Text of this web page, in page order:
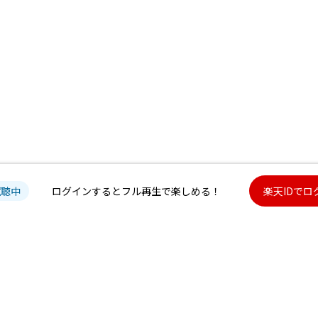
中 ログインするとフル再生で楽しめる！ 楽天IDでロ